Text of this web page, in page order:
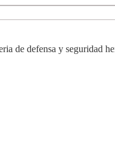
de defensa y seguridad